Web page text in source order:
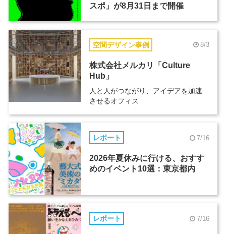
スポ」が8月31日まで開催
空間デザイン事例 8/3
株式会社メルカリ「Culture
Hub」
人と人がつながり、アイデアを加速
させるオフィス
レポート 7/16
2026年夏休みに行ける、おすす
めのイベント10選：東京都内
レポート 7/16